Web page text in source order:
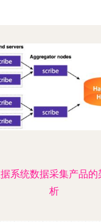
系统数据采集产品的
析